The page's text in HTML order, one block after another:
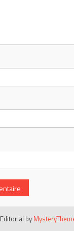
Editorial by